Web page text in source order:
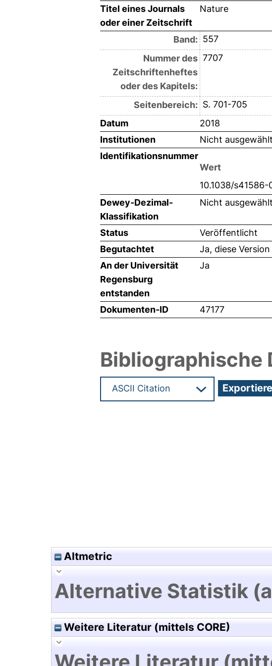
Titel eines Journals
oder einer Zeitschrift
Nature
Band: 557
Nummer des
Zeitschriftenheftes
oder des Kapitels:
7707
Seitenbereich: S. 701-705
Datum
2018
Institutionen
Nicht ausgewählt
Identifikationsnummer
Wert
10.1038/s41586-
Dewey-Dezimal-
Klassifikation
Nicht ausgewählt
Status
Veröffentlicht
Begutachtet
Ja, diese
An der Universität
Regensburg
entstanden
Ja
Dokumenten-ID 47177
Bibliographische
Altmetric
Alternative Statistik
Weitere Literatur (mittels CORE)